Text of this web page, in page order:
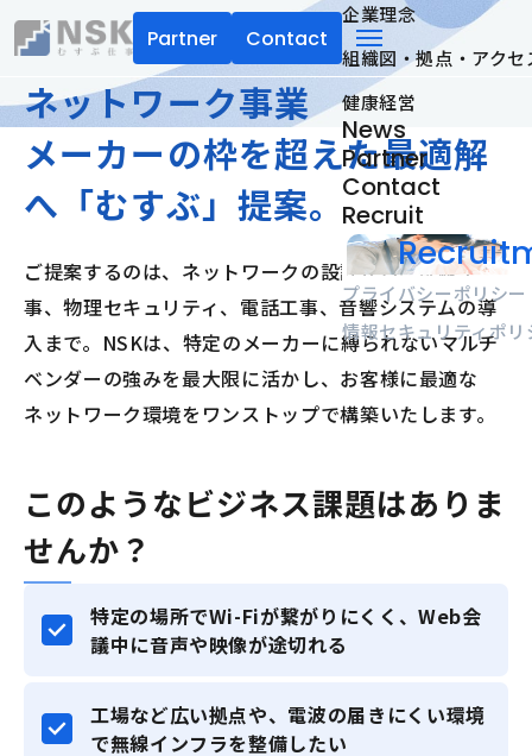
NSK株式会社
Partner Contact
menu
企業理念
組織図・拠点・アクセ
健康経営
News
Partner
Contact
Recruit
プライバシーポリシー
情報セキュリティポリ
ネットワーク事業
メーカーの枠を超えた最適解
へ「むすぶ」提案。
ご提案するのは、ネットワークの設計から、配線工
事、物理セキュリティ、電話工事、音響システムの導
入まで。NSKは、特定のメーカーに縛られないマルチ
ベンダーの強みを最大限に活かし、お客様に最適な
ネットワーク環境をワンストップで構築いたします。
このようなビジネス課題はありま
せんか？
特定の場所でWi-Fiが繋がりにくく、Web会
議中に音声や映像が途切れる
工場など広い拠点や、電波の届きにくい環境
で無線インフラを整備したい